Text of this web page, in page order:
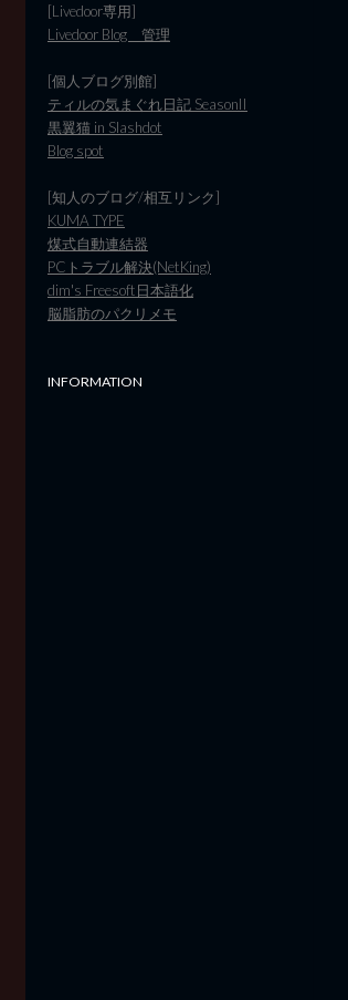
[Livedoor専用]
Livedoor Blog 管理
[個人ブログ別館]
ティルの気まぐれ日記 SeasonII
黒翼猫 in Slashdot
Blog spot
[知人のブログ/相互リンク]
KUMA TYPE
煤式自動連結器
PCトラブル解決(NetKing)
dim's Freesoft日本語化
脳脂肪のパクリメモ
INFORMATION